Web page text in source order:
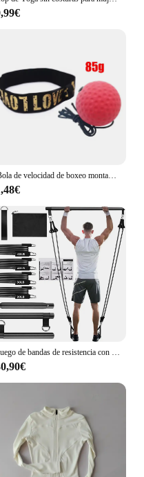
Bola de velocidad de boxeo montada en la cabeza, pelota de boxeo de PU, entrenamiento MMA Sanda, reacción de mano y ojo, bolsa de arena para el hogar, equipo de boxeo para Fitness, gran oferta
Juego de bandas de resistencia con barra de Fitness, entrenamiento, gimnasio, cuerda de tracción, tubo de látex para Yoga, equipo de ejercicio elástico deportivo para el hogar